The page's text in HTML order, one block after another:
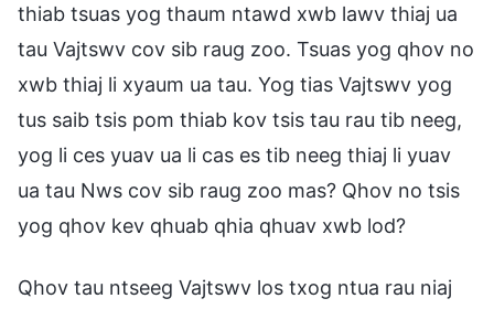
thiab tsuas yog thaum ntawd xwb lawv thiaj ua
tau Vajtswv cov sib raug zoo. Tsuas yog qhov no
xwb thiaj li xyaum ua tau. Yog tias Vajtswv yog
tus saib tsis pom thiab kov tsis tau rau tib neeg,
yog li ces yuav ua li cas es tib neeg thiaj li yuav
ua tau Nws cov sib raug zoo mas? Qhov no tsis
yog qhov kev qhuab qhia qhuav xwb lod?
Qhov tau ntseeg Vajtswv los txog ntua rau niaj